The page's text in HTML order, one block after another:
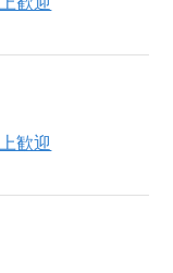
歓迎